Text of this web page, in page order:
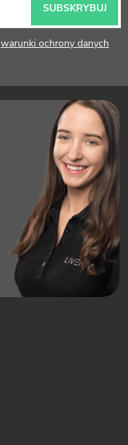
warunki ochrony danych
SUBSKRYBUJ